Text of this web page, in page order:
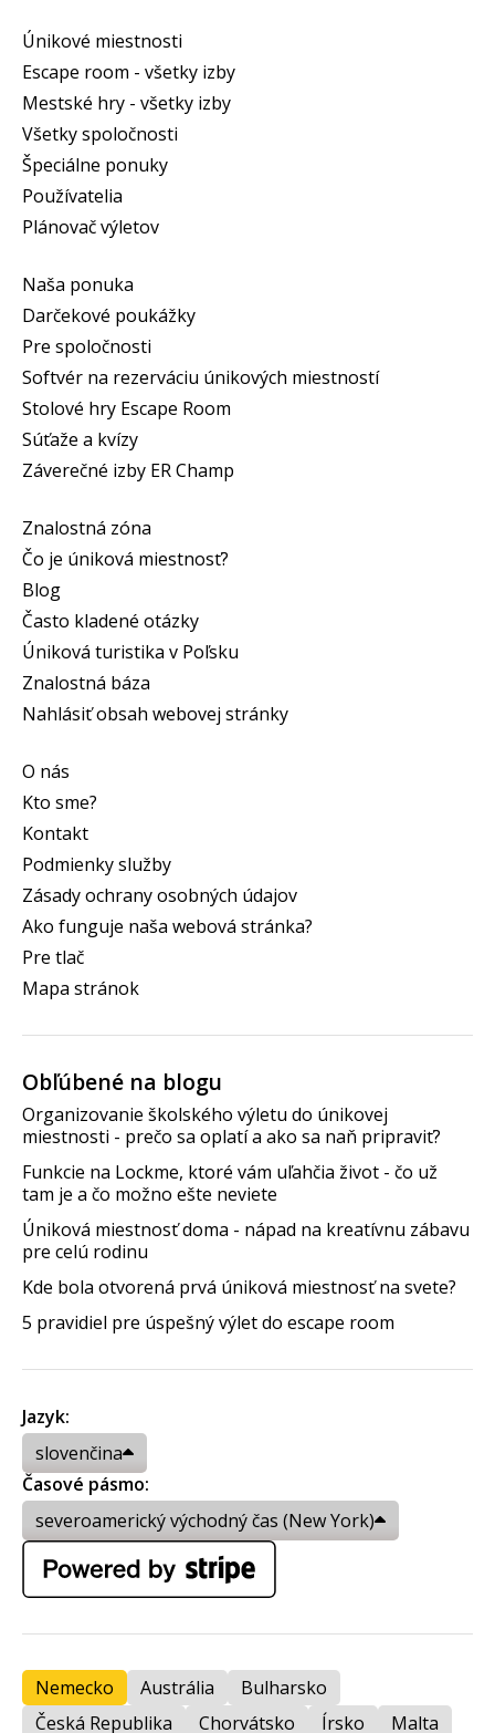
Únikové miestnosti
Escape room - všetky izby
Mestské hry - všetky izby
Všetky spoločnosti
Špeciálne ponuky
Používatelia
Plánovač výletov
Naša ponuka
Darčekové poukážky
Pre spoločnosti
Softvér na rezerváciu únikových miestností
Stolové hry Escape Room
Súťaže a kvízy
Záverečné izby ER Champ
Znalostná zóna
Čo je úniková miestnosť?
Blog
Často kladené otázky
Úniková turistika v Poľsku
Znalostná báza
Nahlásiť obsah webovej stránky
O nás
Kto sme?
Kontakt
Podmienky služby
Zásady ochrany osobných údajov
Ako funguje naša webová stránka?
Pre tlač
Mapa stránok
Obľúbené na blogu
Organizovanie školského výletu do únikovej
miestnosti - prečo sa oplatí a ako sa naň pripraviť?
Funkcie na Lockme, ktoré vám uľahčia život - čo už
tam je a čo možno ešte neviete
Úniková miestnosť doma - nápad na kreatívnu zábavu
pre celú rodinu
Kde bola otvorená prvá úniková miestnosť na svete?
5 pravidiel pre úspešný výlet do escape room
Jazyk:
slovenčina
Časové pásmo:
severoamerický východný čas (New York)
Nemecko Austrália
Bulharsko
Česká Republika
Chorvátsko Írsko Malta